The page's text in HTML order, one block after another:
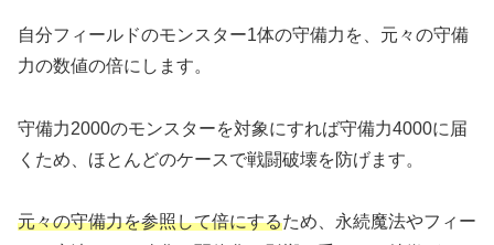
自分フィールドのモンスター1体の守備力を、元々の守備
力の数値の倍にします。
守備力2000のモンスターを対象にすれば守備力4000に届
くため、ほとんどのケースで戦闘破壊を防げます。
元々の守備力を参照して倍にするため、永続魔法やフィー